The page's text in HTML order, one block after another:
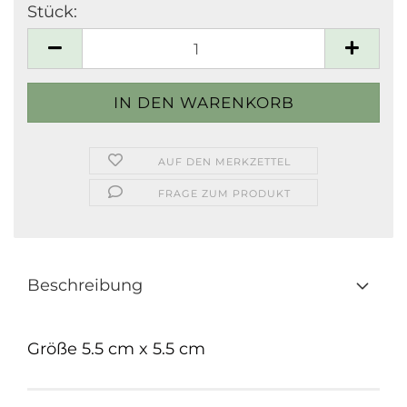
Stück:
AUF DEN MERKZETTEL
FRAGE ZUM PRODUKT
Beschreibung
Größe 5.5 cm x 5.5 cm